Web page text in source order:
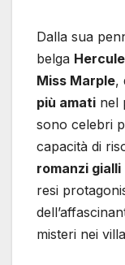
Dalla sua
belga
Miss Marple,
più amati nel
sono celebri
capacità di
romanzi gialli
resi
misteri nei